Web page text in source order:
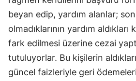
beyan edip, yardım alanlar;
olmadıklarının yardım
fark edilmesi üzerine cezai
tutuluyorlar. Bu kişilerin
güncel faizleriyle geri